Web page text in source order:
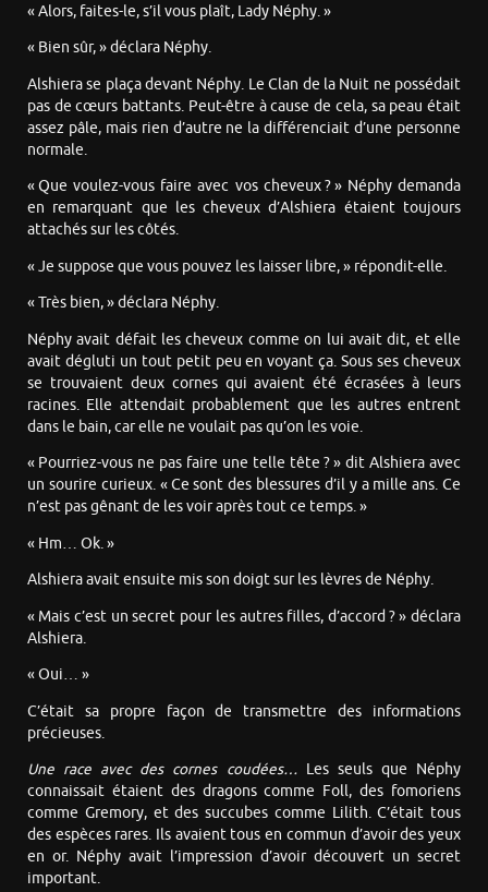
« Alors, faites-le, s’il vous plaît, Lady Néphy. »
« Bien sûr, » déclara Néphy.
Alshiera se plaça devant Néphy. Le Clan de la Nuit ne possédait
pas de cœurs battants. Peut-être à cause de cela, sa peau était
assez pâle, mais rien d’autre ne la différenciait d’une personne
normale.
« Que voulez-vous faire avec vos cheveux ? » Néphy demanda
en remarquant que les cheveux d’Alshiera étaient toujours
attachés sur les côtés.
« Je suppose que vous pouvez les laisser libre, » répondit-elle.
« Très bien, » déclara Néphy.
Néphy avait défait les cheveux comme on lui avait dit, et elle
avait dégluti un tout petit peu en voyant ça. Sous ses cheveux
se trouvaient deux cornes qui avaient été écrasées à leurs
racines. Elle attendait probablement que les autres entrent
dans le bain, car elle ne voulait pas qu’on les voie.
« Pourriez-vous ne pas faire une telle tête ? » dit Alshiera avec
un sourire curieux. « Ce sont des blessures d’il y a mille ans. Ce
n’est pas gênant de les voir après tout ce temps. »
« Hm… Ok. »
Alshiera avait ensuite mis son doigt sur les lèvres de Néphy.
« Mais c’est un secret pour les autres filles, d’accord ? » déclara
Alshiera.
« Oui… »
C’était sa propre façon de transmettre des informations
précieuses.
Une race avec des cornes coudées… Les seuls que Néphy
connaissait étaient des dragons comme Foll, des fomoriens
comme Gremory, et des succubes comme Lilith. C’était tous
des espèces rares. Ils avaient tous en commun d’avoir des yeux
en or. Néphy avait l’impression d’avoir découvert un secret
important.